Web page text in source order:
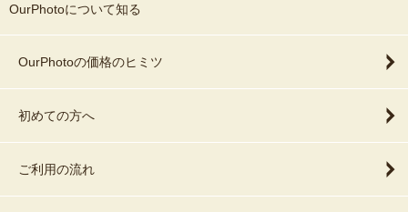
OurPhotoについて知る
OurPhotoの価格のヒミツ
初めての方へ
ご利用の流れ